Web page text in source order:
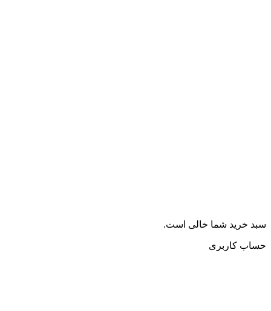
سبد خرید شما خالی است.
حساب کاربری